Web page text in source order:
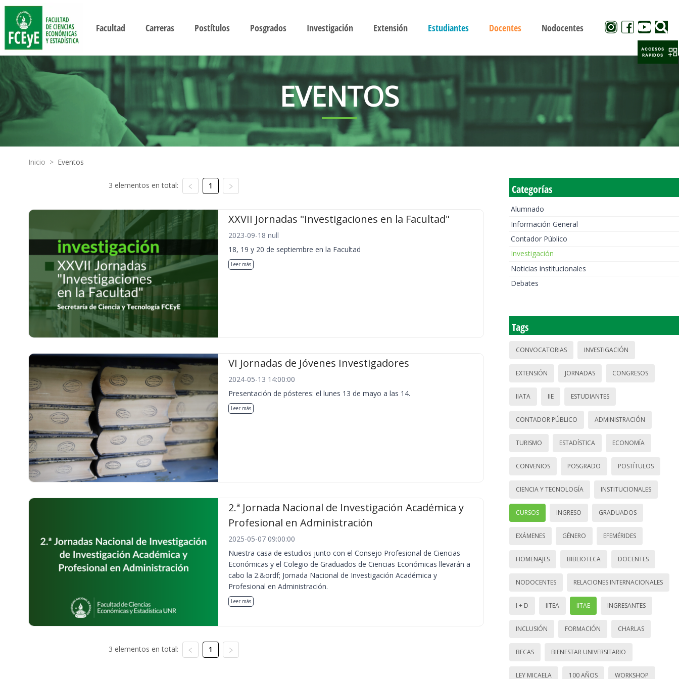
Facultad Carreras Postítulos Posgrados Investigación Extensión Estudiantes Docentes Nodocentes
EVENTOS
Inicio > Eventos
3 elementos en total: 1
XXVII Jornadas "Investigaciones en la Facultad"
2023-09-18 null
18, 19 y 20 de septiembre en la Facultad
Leer más
VI Jornadas de Jóvenes Investigadores
2024-05-13 14:00:00
Presentación de pósteres: el lunes 13 de mayo a las 14.
Leer más
2.ª Jornada Nacional de Investigación Académica y
Profesional en Administración
2025-05-07 09:00:00
Nuestra casa de estudios junto con el Consejo Profesional de Ciencias
Económicas y el Colegio de Graduados de Ciencias Económicas llevarán a
cabo la 2.&ordf; Jornada Nacional de Investigación Académica y
Profesional en Administración.
Leer más
3 elementos en total: 1
Categorías
Alumnado
Información General
Contador Público
Investigación
Noticias institucionales
Debates
Tags
CONVOCATORIAS INVESTIGACIÓN
EXTENSIÓN JORNADAS CONGRESOS
IIATA IIE ESTUDIANTES
CONTADOR PÚBLICO ADMINISTRACIÓN
TURISMO ESTADÍSTICA ECONOMÍA
CONVENIOS POSGRADO POSTÍTULOS
CIENCIA Y TECNOLOGÍA INSTITUCIONALES
CURSOS INGRESO GRADUADOS
EXÁMENES GÉNERO EFEMÉRIDES
HOMENAJES BIBLIOTECA DOCENTES
NODOCENTES RELACIONES INTERNACIONALES
I + D IITEA IITAE INGRESANTES
INCLUSIÓN FORMACIÓN CHARLAS
BECAS BIENESTAR UNIVERSITARIO
LEY MICAELA 100 AÑOS WORKSHOP
ACCESOS
RAPIDOS